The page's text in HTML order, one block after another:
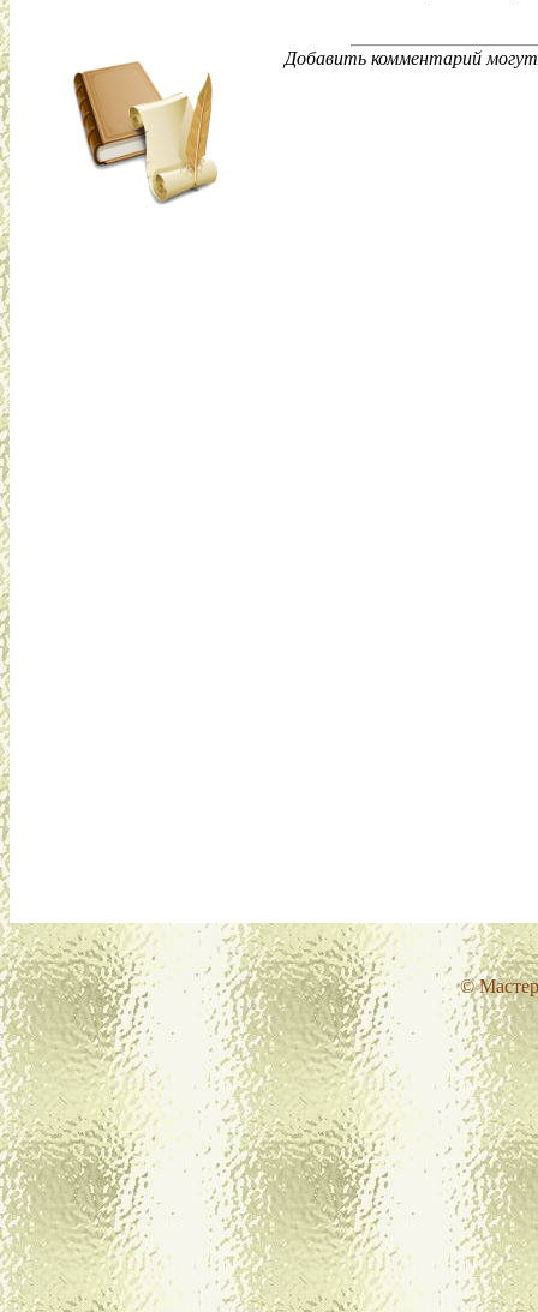
Добавить комментарий
©